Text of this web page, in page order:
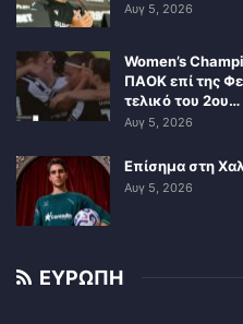
Αυγ 5, 2026
Women’s
ΠΑΟΚ επί της
τελικό του 2ου…
Αυγ 5, 2026
Επίσημα στη
Αυγ 5, 2026
ΕΥΡΩΠΗ